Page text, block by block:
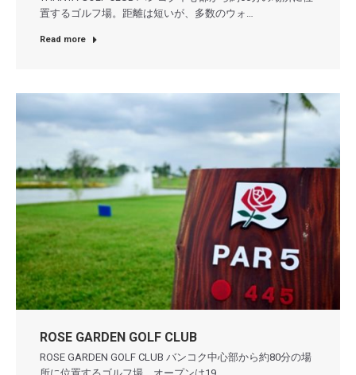
置するゴルフ場。距離は短いが、多数のウォ…
Read more
ROSE GARDEN GOLF CLUB
ROSE GARDEN GOLF CLUB バンコク中心部から約80分の場